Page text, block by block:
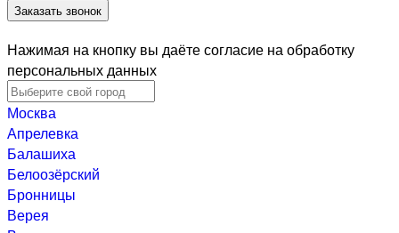
Заказать звонок
Нажимая на кнопку вы даёте согласие на обработку
персональных данных
Москва
Апрелевка
Балашиха
Белоозёрский
Бронницы
Верея